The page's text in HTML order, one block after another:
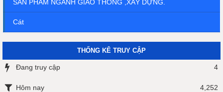
SẢN PHẨM NGÀNH GIAO THÔNG ,XÂY DỰNG.
Cát
THỐNG KÊ TRUY CẬP
Đang truy cập 4
Hôm nay
4,252